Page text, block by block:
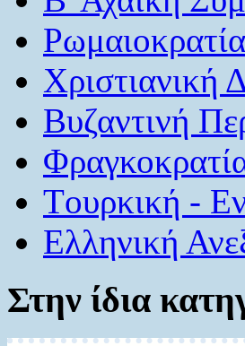
Ρωμαιοκρατία
Χριστιανική
Βυζαντινή
Tουρκική -
Ελληνική
Στην ίδια